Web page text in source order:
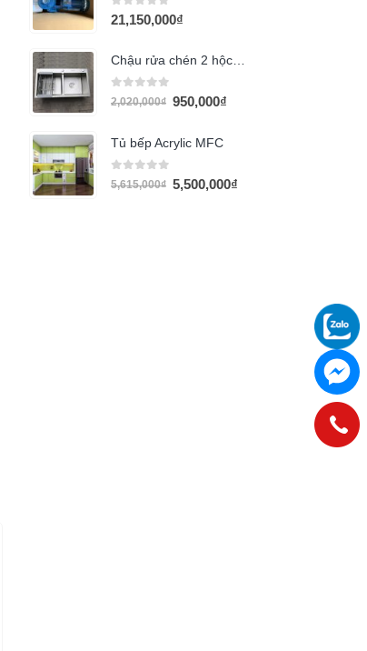
0out of 5
21,150,000₫
0 out of 5
2,020,000₫ 950,000₫
Tủ bếp Acrylic MFC
0 out of 5
5,615,000₫ 5,500,000₫